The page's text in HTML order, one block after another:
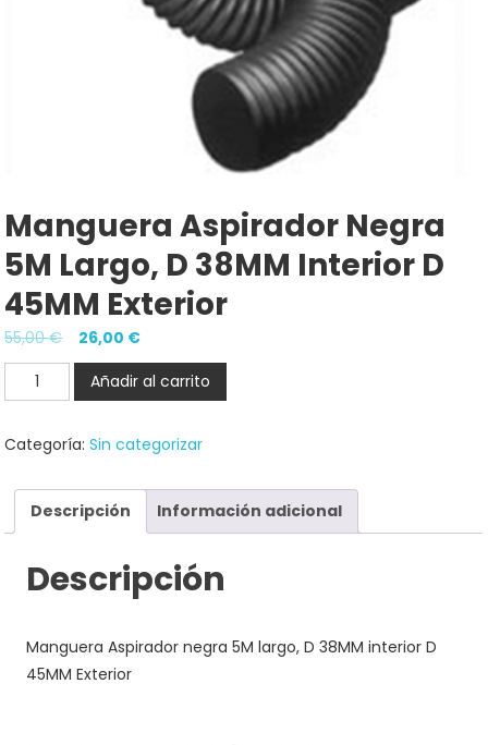
Manguera Aspirador Negra
5M Largo, D 38MM Interior D
45MM Exterior
55,00€
El
precio
original
55,00 €.
26,00 €El
precio
actual
26,00 €.
Manguera
Aspirador
5M
38MM
interior
Exterior
cantidad
Añadir al carrito
Categoría:Sin categorizar
Descripción Información adicional
Descripción
Manguera Aspirador negra 5M largo, D 38MM interior D
45MM Exterior